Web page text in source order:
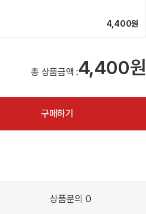
4,400원
총 상품금액 :4,400원
구매하기
상품문의 0